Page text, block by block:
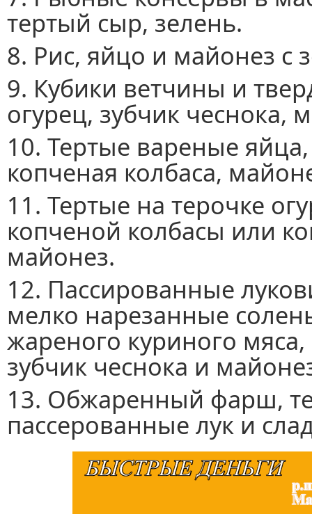
тертый сыр, зелень.
8. Рис, яйцо и майонез с
9. Кубики ветчины и
огурец, зубчик чеснока,
10. Тертые вареные
копченая колбаса,
11. Тертые на терочке
копченой колбасы или
майонез.
12. Пассированные
мелко нарезанные
жареного куриного
зубчик чеснока и
13. Обжаренный фарш,
пассерованные лук и